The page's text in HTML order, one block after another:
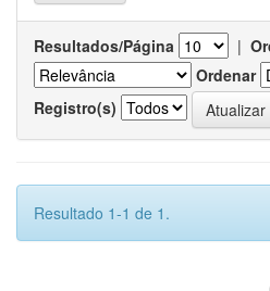
Resultados/Página |
Ordenar
Registro(s)
Resultado 1-1 de 1.